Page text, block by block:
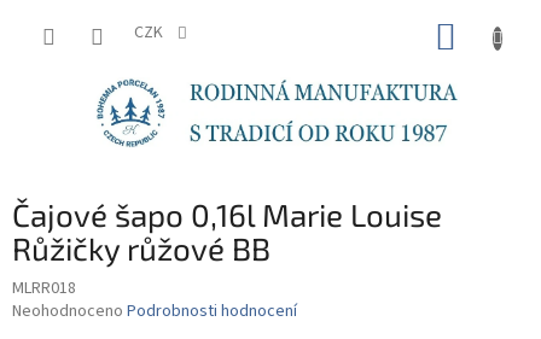
CZK
Čajové šapo 0,16l Marie Louise
Růžičky růžové BB
MLRR018
Průměrné
Neohodnoceno Podrobnosti hodnocení